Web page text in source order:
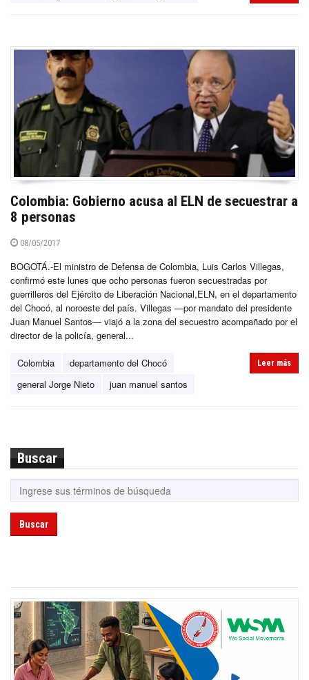
Colombia: Gobierno acusa al ELN de secuestrar a
8 personas
08/05/2017
BOGOTÁ.-El ministro de Defensa de Colombia, Luis Carlos Villegas,
confirmó este lunes que ocho personas fueron secuestradas por
guerrilleros del Ejército de Liberación Nacional,ELN, en el departamento
del Chocó, al noroeste del país. Villegas —por mandato del presidente
Juan Manuel Santos— viajó a la zona del secuestro acompañado por el
director de la policía, general...
Colombia
departamento del Chocó
general Jorge Nieto
juan manuel santos
Leer más
Buscar
Buscar